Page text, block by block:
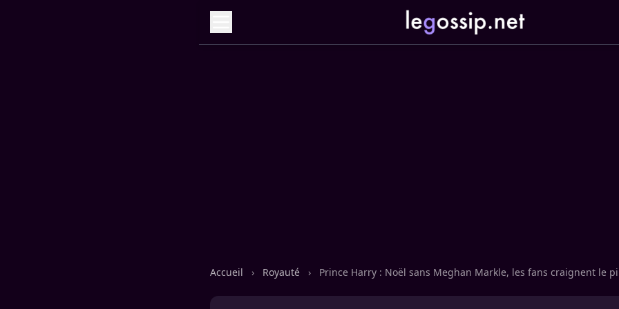
Accueil › Royauté › Prince Harry : Noël sans Meghan Markle, les fans craignent le